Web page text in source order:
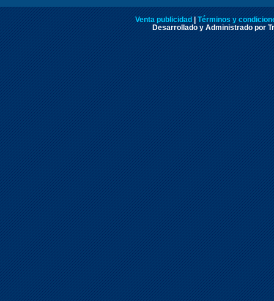
Venta publicidad
Términos y
Desarrollado y Administrado por